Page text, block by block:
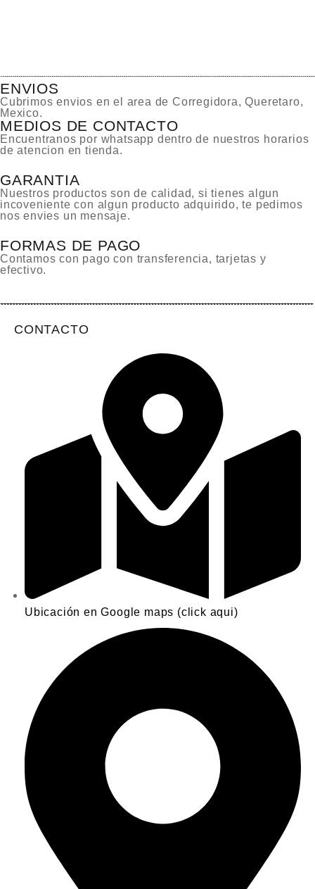
ENVIOS
Cubrimos envios en el area de Corregidora, Queretaro,
Mexico.
MEDIOS DE CONTACTO
Encuentranos por whatsapp dentro de nuestros horarios
de atencion en tienda.
GARANTIA
Nuestros productos son de calidad, si tienes algun
incoveniente con algun producto adquirido, te pedimos
nos envies un mensaje.
FORMAS DE PAGO
Contamos con pago con transferencia, tarjetas y
efectivo.
CONTACTO
Ubicación en Google maps (click aqui)